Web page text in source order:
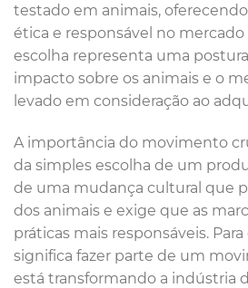
testado em animais,
ética e responsável no mercado
escolha representa uma
impacto sobre os animais e o
levado em consideração ao
A importância do movimento
da simples escolha de um
de uma mudança cultural que
dos animais e exige que as
práticas mais responsáveis.
significa fazer parte de um
está transformando a indústria